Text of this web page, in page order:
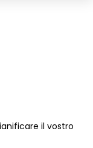
il vostro